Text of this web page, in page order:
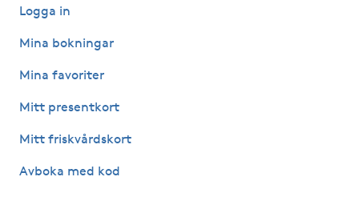
Headspa
Healing
Logga in
Mina bokningar
Mina favoriter
Mitt presentkort
Mitt friskvårdskort
Avboka med kod